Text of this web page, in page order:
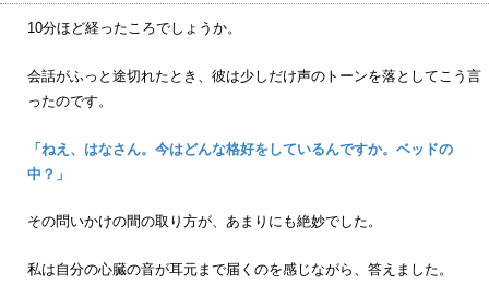
10分ほど経ったころでしょうか。
会話がふっと途切れたとき、彼は少しだけ声のトーンを落としてこう言
ったのです。
「ねえ、はなさん。今はどんな格好をしているんですか。ベッドの
中？」
その問いかけの間の取り方が、あまりにも絶妙でした。
私は自分の心臓の音が耳元まで届くのを感じながら、答えました。